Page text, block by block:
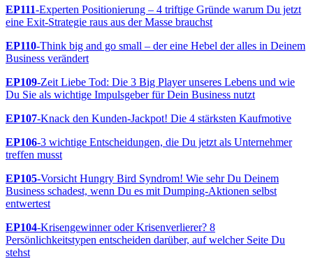
EP111-Experten Positionierung – 4 triftige Gründe warum Du jetzt
eine Exit-Strategie raus aus der Masse brauchst
EP110-Think big and go small – der eine Hebel der alles in Deinem
Business verändert
EP109-Zeit Liebe Tod: Die 3 Big Player unseres Lebens und wie
Du Sie als wichtige Impulsgeber für Dein Business nutzt
EP107-Knack den Kunden-Jackpot! Die 4 stärksten Kaufmotive
EP106-3 wichtige Entscheidungen, die Du jetzt als Unternehmer
treffen musst
EP105-Vorsicht Hungry Bird Syndrom! Wie sehr Du Deinem
Business schadest, wenn Du es mit Dumping-Aktionen selbst
entwertest
EP104-Krisengewinner oder Krisenverlierer? 8
Persönlichkeitstypen entscheiden darüber, auf welcher Seite Du
stehst